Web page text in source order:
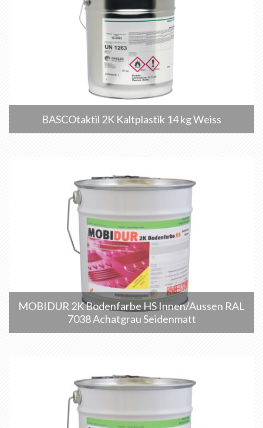
BASCOtaktil 2K Kaltplastik 14 kg Weiss
MOBIDUR 2K Bodenfarbe HS Innen/Aussen RAL
7038 Achatgrau Seidenmatt